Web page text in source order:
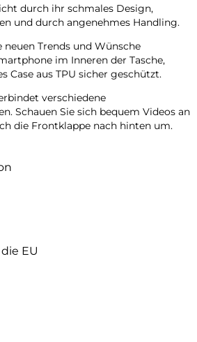
durch ihr schmales Design,
und durch angenehmes Handling.
Trends und Wünsche
im Inneren der Tasche,
Case aus TPU sicher geschützt.
verschiedene
Schauen Sie sich bequem Videos an
die Frontklappe nach hinten um.
und die Schutzhülle öffnet sich nicht
wird diese ebenfalls durch
fixiert,
und Bedienen
EU